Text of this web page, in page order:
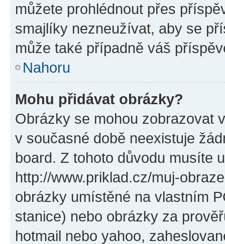
můžete prohlédnout přes
smajlíky nezneužívat, aby se
může také případně váš
Nahoru
Mohu přidávat obrázky?
Obrázky se mohou zobrazovat
v současné době neexistuje
board. Z tohoto důvodu musíte
http://www.priklad.cz/muj-
obrázky umístěné na vlastním
stanice) nebo obrázky za
hotmail nebo yahoo,